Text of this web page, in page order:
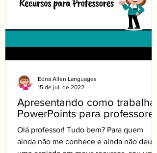
Apresentando como trabalhar
PowerPoints para professores
Olá professor! Tudo bem? Para quem
ainda não me conhece e ainda não deu
Edna Allen Languages
15 de jul. de 2022